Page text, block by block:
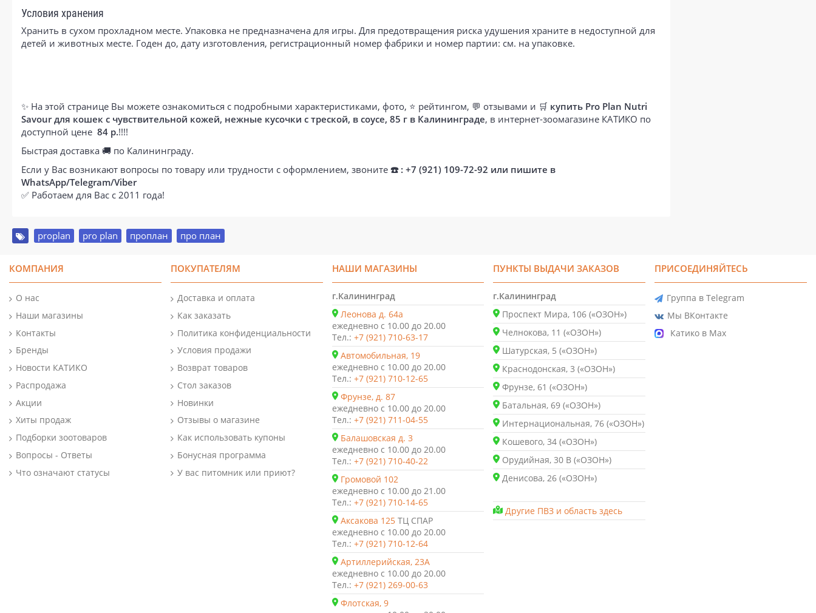
Условия хранения
Хранить в сухом прохладном месте. Упаковка не предназначена для игры. Для предотвращения риска удушения храните в недоступной для
детей и животных месте. Годен до, дату изготовления, регистрационный номер фабрики и номер партии: см. на упаковке.
✨ На этой странице Вы можете ознакомиться с подробными характеристиками, фото, ⭐ рейтингом, 💬 отзывами и 🛒 купить Pro Plan Nutri
Savour для кошек с чувствительной кожей, нежные кусочки с треской, в соусе, 85 г в Калининграде, в интернет-зоомагазине КАТИКО по
доступной цене 84 р.!!!!
Быстрая доставка 🚚 по Калининграду.
Если у Вас возникают вопросы по товару или трудности с оформлением, звоните ☎️ : +7 (921) 109-72-92 или пишите в
WhatsApp/Telegram/Viber
✅ Работаем для Вас с 2011 года!
proplan pro plan проплан про план
КОМПАНИЯ
О нас
Наши магазины
Контакты
Бренды
Новости КАТИКО
Распродажа
Акции
Хиты продаж
Подборки зоотоваров
Вопросы - Ответы
Что означают статусы
ПОКУПАТЕЛЯМ
Доставка и оплата
Как заказать
Политика конфиденциальности
Условия продажи
Возврат товаров
Стол заказов
Новинки
Отзывы о магазине
Как использовать купоны
Бонусная программа
У вас питомник или приют?
НАШИ МАГАЗИНЫ
г.Калининград
Леонова д. 64а
ежедневно с 10.00 до 20.00
Тел.: +7 (921) 710-63-17
Автомобильная, 19
ежедневно с 10.00 до 20.00
Тел.: +7 (921) 710-12-65
Фрунзе, д. 87
ежедневно с 10.00 до 20.00
Тел.: +7 (921) 711-04-55
Балашовская д. 3
ежедневно с 10.00 до 20.00
Тел.: +7 (921) 710-40-22
Громовой 102
ежедневно с 10.00 до 21.00
Тел.: +7 (921) 710-14-65
Аксакова 125 ТЦ СПАР
ежедневно с 10.00 до 20.00
Тел.: +7 (921) 710-12-64
Артиллерийская, 23А
ежедневно с 10.00 до 20.00
Тел.: +7 (921) 269-00-63
Флотская, 9
ПУНКТЫ ВЫДАЧИ ЗАКАЗОВ
г.Калининград
Проспект Мира, 106 («ОЗОН»)
Челнокова, 11 («ОЗОН»)
Шатурская, 5 («ОЗОН»)
Краснодонская, 3 («ОЗОН»)
Фрунзе, 61 («ОЗОН»)
Батальная, 69 («ОЗОН»)
Интернациональная, 76 («ОЗОН»)
Кошевого, 34 («ОЗОН»)
Орудийная, 30 В («ОЗОН»)
Денисова, 26 («ОЗОН»)
Другие ПВЗ и область здесь
ПРИСОЕДИНЯЙТЕСЬ
Группа в Telegram
Мы ВКонтакте
Катико в Max